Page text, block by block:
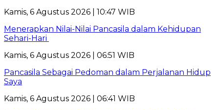
Kamis, 6 Agustus 2026 | 10:47 WIB
Menerapkan Nilai-Nilai Pancasila dalam Kehidupan
Sehari-Hari
Kamis, 6 Agustus 2026 | 06:51 WIB
Pancasila Sebagai Pedoman dalam Perjalanan Hidup
Saya
Kamis, 6 Agustus 2026 | 06:41 WIB